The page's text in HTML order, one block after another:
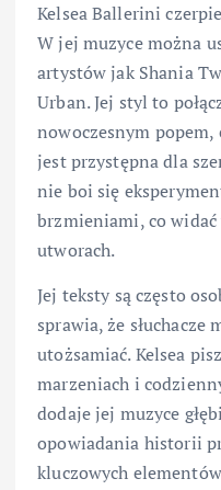
Kelsea Ballerini
W jej muzyce można
artystów jak Shania
Urban. Jej styl to
nowoczesnym
jest przystępna dla
nie boi się
brzmieniami, co
utworach.
Jej teksty są często
sprawia, że słuchacze
utożsamiać. Kelsea
marzeniach i
dodaje jej muzyce
opowiadania historii
kluczowych